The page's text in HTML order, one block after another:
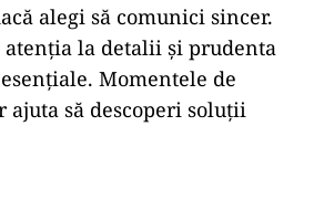
alegi să comunici sincer.
la detalii și prudenta
Momentele de
ajuta să descoperi soluții